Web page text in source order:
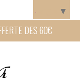
DES 60€
▼